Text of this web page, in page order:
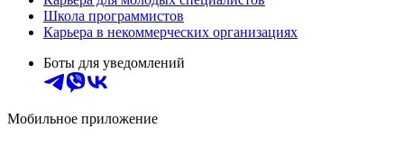
Школа программистов
Карьера в некоммерческих организациях
Боты для уведомлений
Мобильное приложение